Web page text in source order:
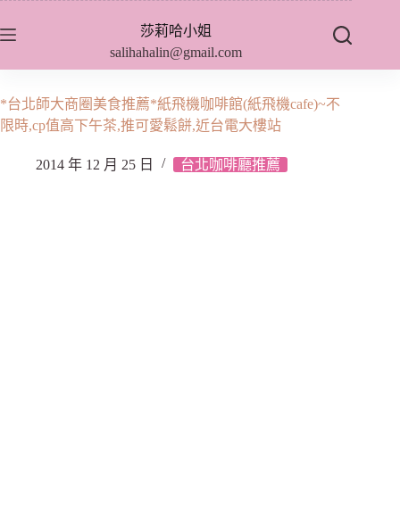
至
內
容
莎莉哈小姐
salihahalin@gmail.com
*台北師大商圈美食推薦*紙飛機咖啡館(紙飛機cafe)~不
限時,cp值高下午茶,推可愛鬆餅,近台電大樓站
2014 年 12 月 25 日 台北咖啡廳推薦